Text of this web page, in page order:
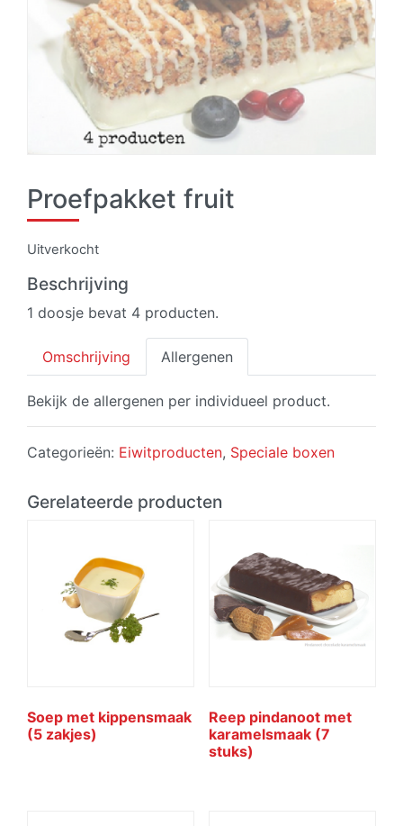
Proefpakket fruit
Uitverkocht
Beschrijving
1 doosje bevat 4 producten.
Omschrijving Allergenen
Bekijk de allergenen per individueel product.
Categorieën: Eiwitproducten, Speciale boxen
Gerelateerde producten
Soep met kippensmaak
(5 zakjes)
Reep pindanoot met
karamelsmaak (7
stuks)